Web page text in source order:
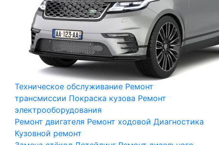
Техническое обслуживание Ремонт
трансмиссии Покраска кузова Ремонт
электрооборудования
Ремонт двигателя Ремонт ходовой Диагностика
Кузовной ремонт